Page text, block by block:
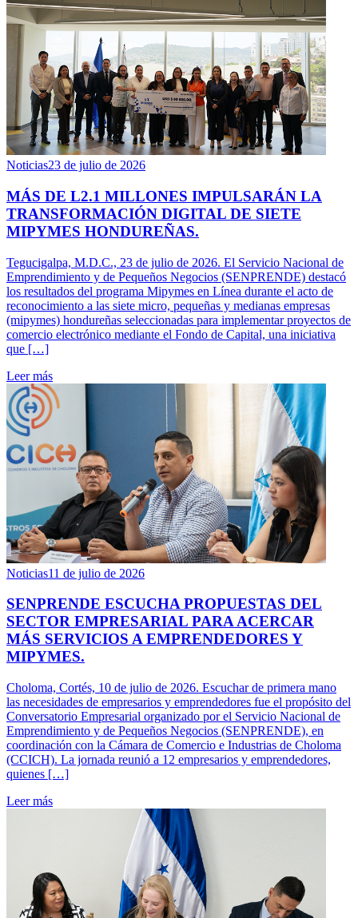
Noticias23 de julio de 2026
MÁS DE L2.1 MILLONES IMPULSARÁN LA
TRANSFORMACIÓN DIGITAL DE SIETE
MIPYMES HONDUREÑAS.
Tegucigalpa, M.D.C., 23 de julio de 2026. El Servicio Nacional de
Emprendimiento y de Pequeños Negocios (SENPRENDE) destacó
los resultados del programa Mipymes en Línea durante el acto de
reconocimiento a las siete micro, pequeñas y medianas empresas
(mipymes) hondureñas seleccionadas para implementar proyectos de
comercio electrónico mediante el Fondo de Capital, una iniciativa
que […]
Leer más
Noticias11 de julio de 2026
SENPRENDE ESCUCHA PROPUESTAS DEL
SECTOR EMPRESARIAL PARA ACERCAR
MÁS SERVICIOS A EMPRENDEDORES Y
MIPYMES.
Choloma, Cortés, 10 de julio de 2026. Escuchar de primera mano
las necesidades de empresarios y emprendedores fue el propósito del
Conversatorio Empresarial organizado por el Servicio Nacional de
Emprendimiento y de Pequeños Negocios (SENPRENDE), en
coordinación con la Cámara de Comercio e Industrias de Choloma
(CCICH). La jornada reunió a 12 empresarios y emprendedores,
quienes […]
Leer más